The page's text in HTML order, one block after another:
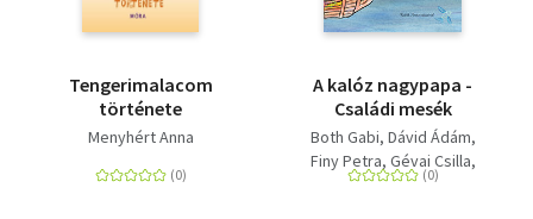
Tengerimalacom
története
Menyhért Anna
A kalóz nagypapa -
Családi mesék
Both Gabi Dávid Ádám
Finy Petra Gévai Csilla
Gimesi Dóra Kiss Ottó